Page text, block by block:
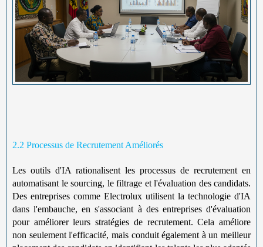
2.2 Processus de Recrutement Améliorés
Les outils d'IA rationalisent les processus de recrutement en
automatisant le sourcing, le filtrage et l'évaluation des candidats.
Des entreprises comme Electrolux utilisent la technologie d'IA
dans l'embauche, en s'associant à des entreprises d'évaluation
pour améliorer leurs stratégies de recrutement. Cela améliore
non seulement l'efficacité, mais conduit également à un meilleur